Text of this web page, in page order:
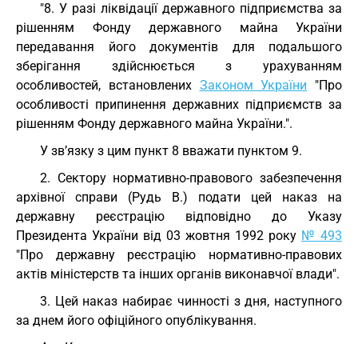
"8. У разі ліквідації державного підприємства за
рішенням Фонду державного майна України
передавання його документів для подальшого
зберігання здійснюється з урахуванням
особливостей, встановлених Законом України "Про
особливості припинення державних підприємств за
рішенням Фонду державного майна України.".
У зв’язку з цим пункт 8 вважати пунктом 9.
2. Сектору нормативно-правового забезпечення
архівної справи (Рудь В.) подати цей наказ на
державну реєстрацію відповідно до Указу
Президента України від 03 жовтня 1992 року № 493
"Про державну реєстрацію нормативно-правових
актів міністерств та інших органів виконавчої влади".
3. Цей наказ набирає чинності з дня, наступного
за днем його офіційного опублікування.